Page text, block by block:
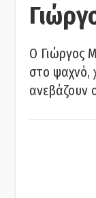
Ο Γιώργος
στο ψαχνό,
ανεβάζουν